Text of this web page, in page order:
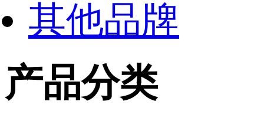
其他品牌
产品分类